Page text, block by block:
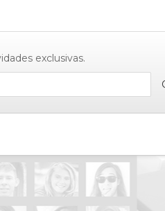
exclusivas.